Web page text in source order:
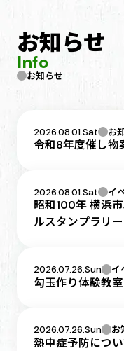
お知らせ
Info
お知らせ
2026.08.01.Sat お
令和8年度催し物
2026.08.01.Sat イ
昭和100年 横浜
ルスタンプラリ
2026.07.26.Sun イ
勾玉作り体験教室
2026.07.26.Sun お
熱中症予防につ